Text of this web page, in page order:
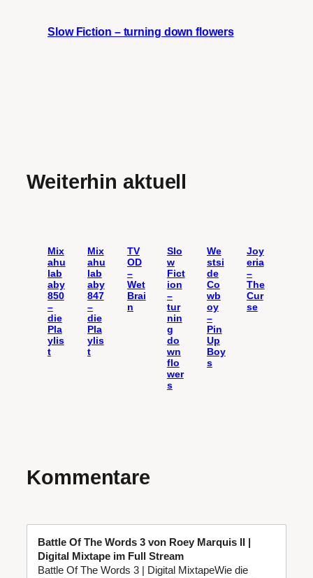
Slow Fiction – turning down flowers
Weiterhin aktuell
Mix
ahu
lab
aby
850
–
die
Pla
ylis
t
Mix
ahu
lab
aby
847
–
die
Pla
ylis
t
TV
OD
–
Wet
Brai
n
Slo
w
Fict
ion
–
tur
nin
g
do
wn
flo
wer
s
We
stsi
de
Co
wb
oy
–
Pin
Up
Boy
s
Joy
eria
–
The
Cur
se
Kommentare
Battle Of The Words 3 von Roey Marquis II |
Digital Mixtape im Full Stream
Battle Of The Words 3 | Digital MixtapeWie die